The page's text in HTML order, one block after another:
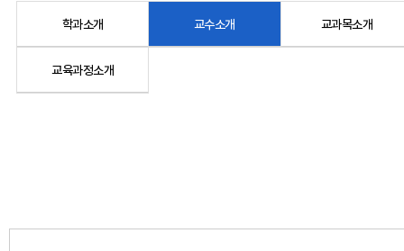
학과소개 교수소개 교과목소개
교육과정소개